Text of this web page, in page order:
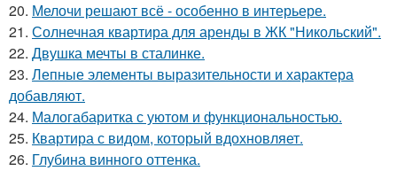
20. Мелочи решают всё - особенно в интерьере.
21. Солнечная квартира для аренды в ЖК "Никольский".
22. Двушка мечты в сталинке.
23. Лепные элементы выразительности и характера
добавляют.
24. Малогабаритка с уютом и функциональностью.
25. Квартира с видом, который вдохновляет.
26. Глубина винного оттенка.